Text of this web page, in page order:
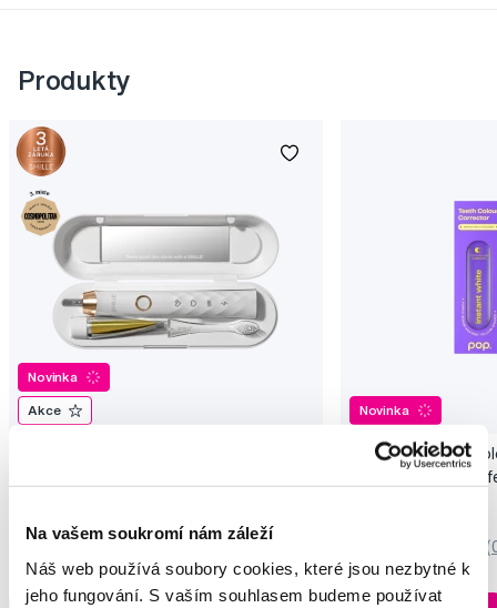
Na vašem soukromí nám záleží
Náš web používá soubory cookies, které jsou nezbytné k
jeho fungování. S vaším souhlasem budeme používat
Produkty
Novinka
Akce
Skladem > 5 ks
Novinka
Pop Instant Teeth
pro okamžitý bělicí